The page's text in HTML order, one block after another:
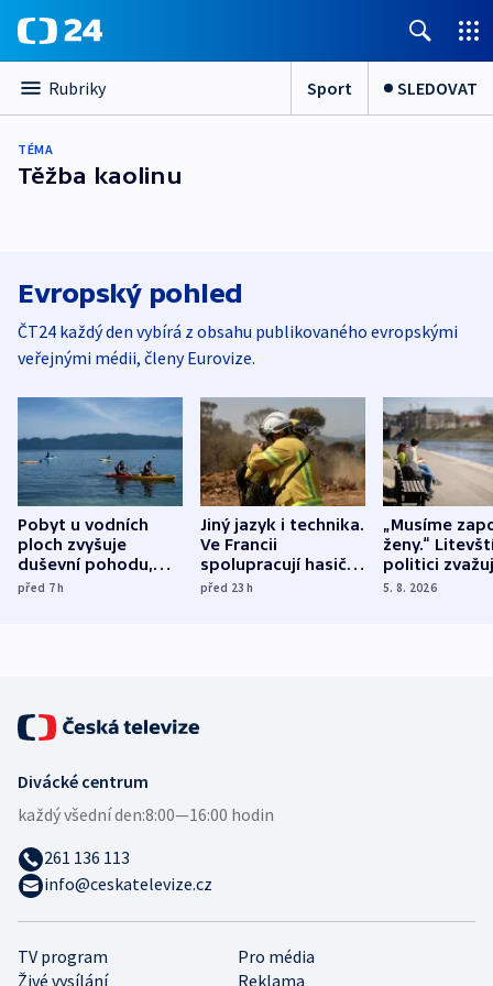
Rubriky Sport SLEDOVAT
TÉMA
Těžba kaolinu
Evropský pohled
ČT24 každý den vybírá z obsahu publikovaného evropskými
veřejnými médii, členy Eurovize.
Pobyt u vodních
ploch zvyšuje
duševní pohodu,
ukázala
před 7h
Jiný jazyk i technika.
Ve Francii
spolupracují hasiči z
různých zemí
před 23h
„Musíme
ženy.“
politici
dohodu o
5. 8. 2026
TV program
Pro média
Živé vysílání
Reklama
Divácké centrum
každý všední den:8:00—16:00 hodin
261 136 113
info@ceskatelevize.cz